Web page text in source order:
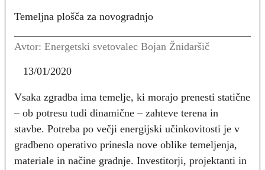
Temeljna plošča za novogradnjo
Avtor: Energetski svetovalec Bojan Žnidaršič
13/01/2020
Vsaka zgradba ima temelje, ki morajo prenesti statične
– ob potresu tudi dinamične – zahteve terena in
stavbe. Potreba po večji energijski učinkovitosti je v
gradbeno operativo prinesla nove oblike temeljenja,
materiale in načine gradnje. Investitorji, projektanti in